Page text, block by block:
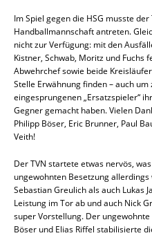
Im Spiel gegen die HSG musste
Handballmannschaft antreten.
nicht zur Verfügung: mit den
Kistner, Schwab, Moritz und Fuchs
Abwehrchef sowie beide
Stelle Erwähnung finden – auch
eingesprungenen „Ersatzspieler“
Gegner gemacht haben. Vielen
Philipp Böser, Eric Brunner, Paul
Veith!
Der TVN startete etwas nervös,
ungewohnten Besetzung
Sebastian Greulich als auch Lukas
Leistung im Tor ab und auch Nick
super Vorstellung. Der
Böser und Elias Riffel stabilisierte